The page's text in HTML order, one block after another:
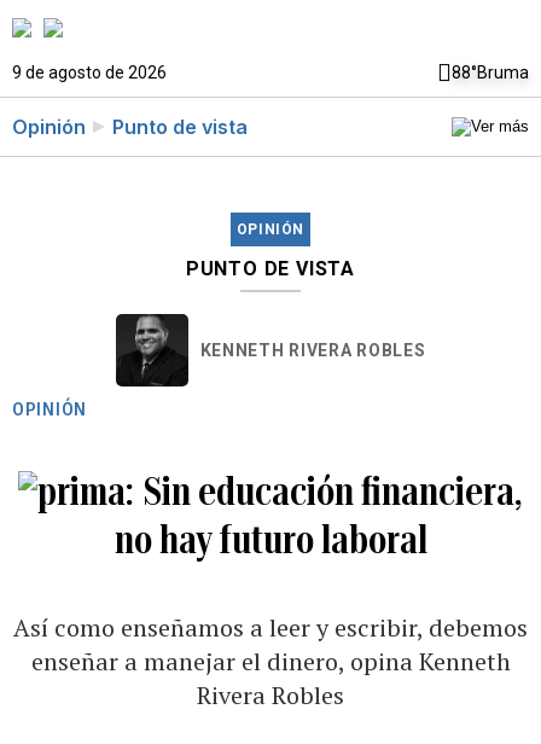
9 de agosto de 2026 88°Bruma
Opinión Punto de vista
OPINIÓN
PUNTO DE VISTA
KENNETH RIVERA ROBLES
OPINIÓN
Sin educación financiera,
no hay futuro laboral
Así como enseñamos a leer y escribir, debemos
enseñar a manejar el dinero, opina Kenneth
Rivera Robles